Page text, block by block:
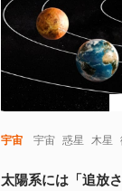
宇宙 宇宙 惑星 木星
太陽系には「追放